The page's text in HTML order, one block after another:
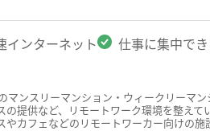
インターネット 仕事に集中で
マンスリーマンション・ウィークリーマ
の提供など、リモートワーク環境を整え
カフェなどのリモートワーカー向けの